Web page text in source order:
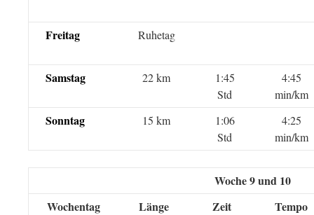
Freitag Ruhetag
Samstag 22 km
1:45
Std
4:45
min/km
Sonntag 15 km
1:06
Std
4:25
min/km
Woche 9 und 10
Wochentag
Länge Zeit
Tempo